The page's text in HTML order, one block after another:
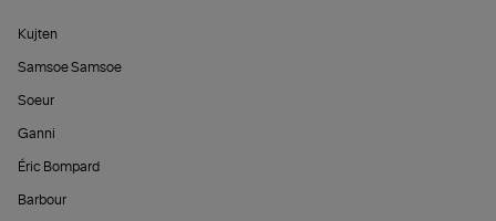
Kujten
Samsoe Samsoe
Soeur
Ganni
Éric Bompard
Barbour